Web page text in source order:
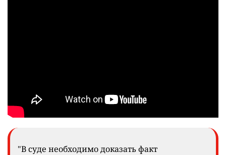
"В суде необходимо доказать факт